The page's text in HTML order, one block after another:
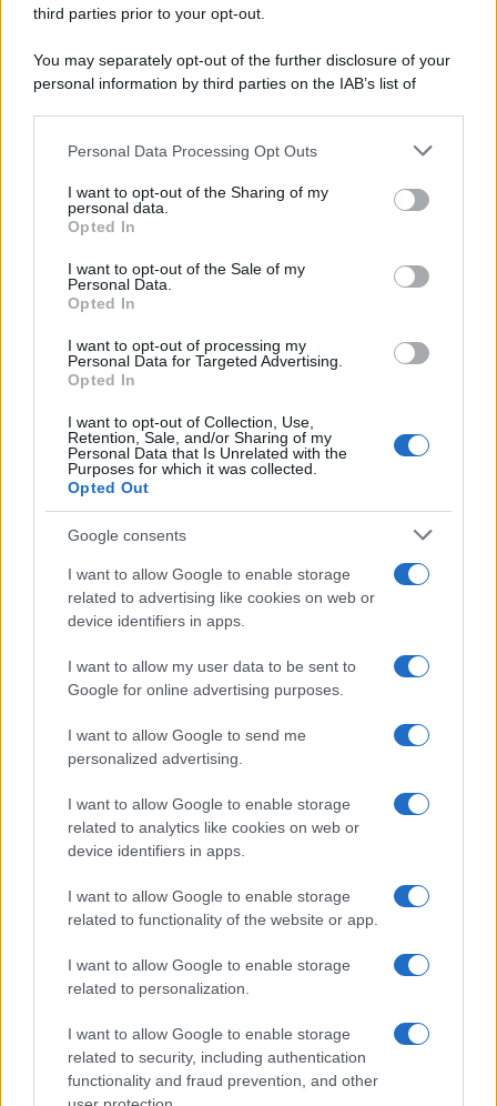
third parties prior to your opt-out.
You may separately opt-out of the further disclosure of your
personal information by third parties on the IAB’s list of
This information may also be disclosed by us to third parties
disclose it to other third parties.
Please note that this website/app uses one or more Google
services and may gather and store information including but
not limited to your visit or usage behaviour. You may click to
grant or deny consent to Google and its third-party tags to
consent section.
Personal Data Processing Opt Outs
I want to opt-out of the Sharing of my
personal data.
Opted In
I want to opt-out of the Sale of my
Personal Data.
Opted In
I want to opt-out of processing my
Personal Data for Targeted Advertising.
Opted In
I want to opt-out of Collection, Use,
Retention, Sale, and/or Sharing of my
Personal Data that Is Unrelated with the
Purposes for which it was collected.
Opted Out
Google consents
I want to allow Google to enable storage
related to advertising like cookies on web or
device identifiers in apps.
I want to allow my user data to be sent to
Google for online advertising purposes.
I want to allow Google to send me
personalized advertising.
I want to allow Google to enable storage
related to analytics like cookies on web or
device identifiers in apps.
I want to allow Google to enable storage
related to functionality of the website or app.
I want to allow Google to enable storage
related to personalization.
I want to allow Google to enable storage
related to security, including authentication
functionality and fraud prevention, and other
L’oro olimpico nei 200 metri a Roma 1960 aveva 87 anni. È morto
Motociclismo /
Raúl Fernández vince il Gp di Gran
Bretagna davanti a Martin e Bezzecchi
Il libro /La letteratura che racconta l’estate
L’evento /Premio Dessì 2026, Villacidro si accende di
cultura
Facebook
Cookie Policy
Syndication
Globalist
Globalscience
Globalsport
Culture
Salute
Megachip
GiULia
Prima Pagina
Giornale dello
Spettacolo
Wondernet
Giuliana Sgrena